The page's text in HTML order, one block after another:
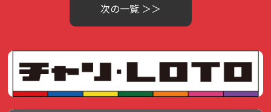
次の一覧 ＞＞